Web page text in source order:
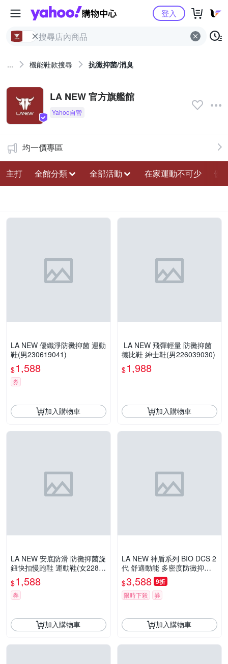
Yahoo購物中心
登入
... 機能鞋款搜尋 抗黴抑菌/消臭
LA NEW 官方旗艦館
均一價專區
主打 全館分類 全部活動 在家運動不可少 優
LA NEW 優纖淨防黴抑菌 運動
鞋(男230619041)
$1,588
券
加入購物車
LA NEW 飛彈輕量 防黴抑菌
德比鞋 紳士鞋(男226039030)
$1,988
加入購物車
LA NEW 安底防滑 防黴抑菌旋
鈕快扣慢跑鞋 運動鞋(女2286
29230)
$1,588
券
加入購物車
LA NEW 神盾系列 BIO DCS 2
代 舒適動能 多密度防黴抑菌
休閒鞋(男230018541)
$3,588 9折
限時下殺 券
加入購物車